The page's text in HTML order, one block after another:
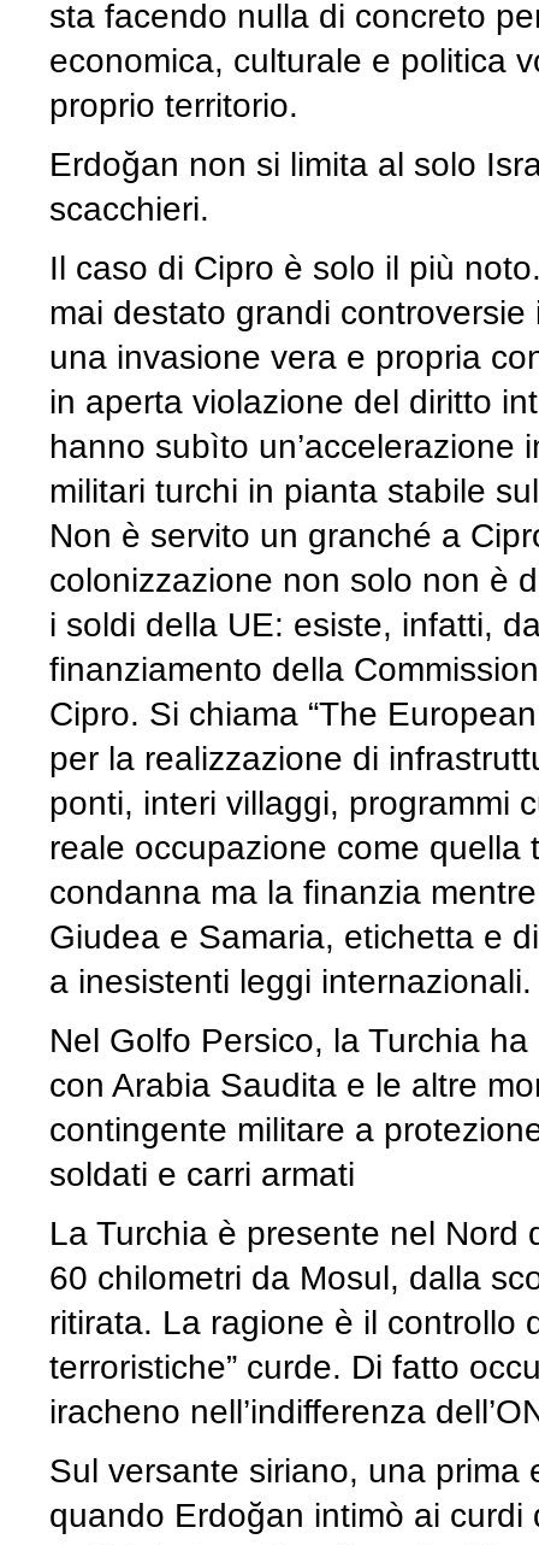
sta facendo nulla di concreto
economica, culturale e politica
proprio territorio.
Erdoğan non si limita al solo
scacchieri.
Il caso di Cipro è solo il più
mai destato grandi
una invasione vera e propria
in aperta violazione del diritto
hanno subìto un’accelerazione
militari turchi in pianta stabile
Non è servito un granché a
colonizzazione non solo non è
i soldi della UE: esiste, infatti,
finanziamento della
Cipro. Si chiama “The
per la realizzazione di
ponti, interi villaggi, programmi
reale occupazione come
condanna ma la finanzia
Giudea e Samaria, etichetta e
a inesistenti leggi internazionali.
Nel Golfo Persico, la Turchia
con Arabia Saudita e le altre
contingente militare a
soldati e carri armati
La Turchia è presente nel Nord
60 chilometri da Mosul, dalla
ritirata. La ragione è il controllo
terroristiche” curde. Di fatto
iracheno nell’indifferenza
Sul versante siriano, una prima
quando Erdoğan intimò ai curdi